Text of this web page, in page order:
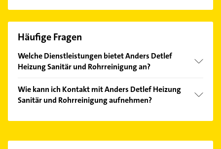
Häufige Fragen
Welche Dienstleistungen bietet Anders Detlef
Heizung Sanitär und Rohrreinigung an?
Heizungsbau, Rohrreinigung und Sanitär.
Wie kann ich Kontakt mit Anders Detlef Heizung
Sanitär und Rohrreinigung aufnehmen?